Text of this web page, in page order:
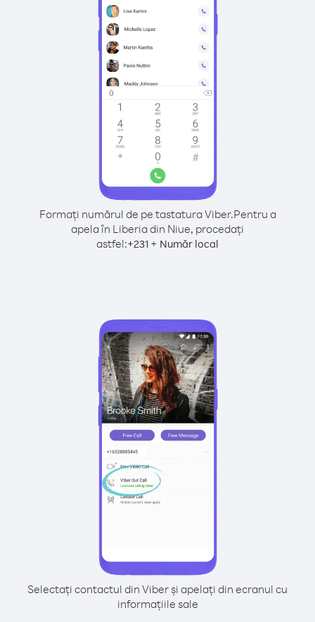
Formați numărul de pe tastatura Viber.Pentru a
apela în Liberia din Niue, procedați
astfel:+231 + Număr local
Selectați contactul din Viber și apelați din ecranul cu
informațiile sale